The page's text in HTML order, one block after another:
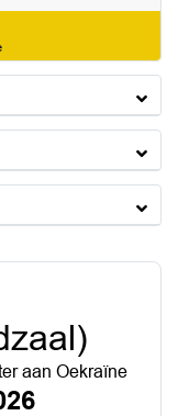
aan Oekraïne